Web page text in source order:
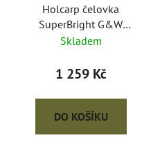
Holcarp čelovka
SuperBright G&W
Headlamp
Skladem
1 259 Kč
DO KOŠÍKU